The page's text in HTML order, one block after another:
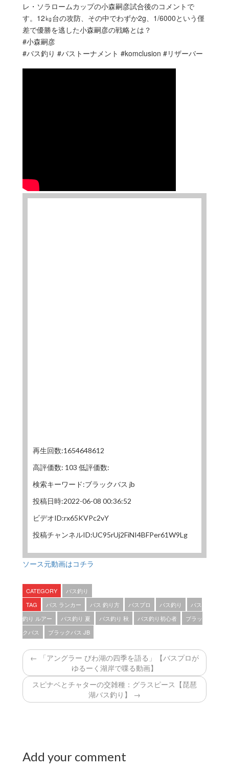
レ・ソラロームカップの小森嗣彦試合後のコメントで
す。12㎏台の攻防、その中でわずか2g、1/6000という僅
差で優勝を逃した小森嗣彦の戦略とは？
#小森嗣彦
#バス釣り #バストーナメント #komclusion #リザーバー
再生回数:1654648612
高評価数: 103 低評価数:
検索キーワード:ブラックバス jb
投稿日時:2022-06-08 00:36:52
ビデオID:rx65KVPc2vY
投稿チャンネルID:UC95rUj2FiNI4BFPer61W9Lg
ソース元動画はコチラ
CATEGORY
バス釣り
TAG
バス ランカー バス 釣り方 バスプロ バス釣り
バス
釣り ルアー
バス釣り 夏 バス釣り 秋 バス釣り初心者
ブラッ
クバス
ブラックバス JB
← 「アングラー びわ湖の四季を語る」【バスプロが
ゆるーく湖岸で喋る動画】
スピナベとチャターの交雑種：グラスピース【琵琶
湖バス釣り】 →
Add your comment